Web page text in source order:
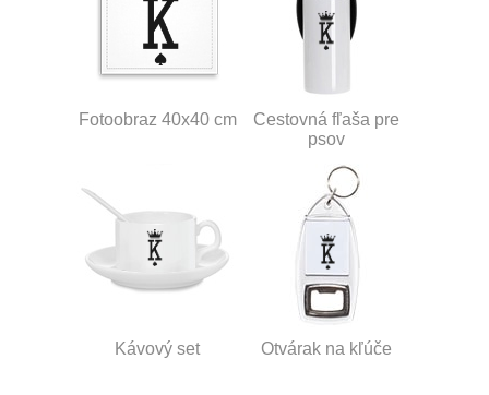
Fotoobraz 40x40 cm
Cestovná fľaša pre
psov
Kávový set Otvárak na kľúče